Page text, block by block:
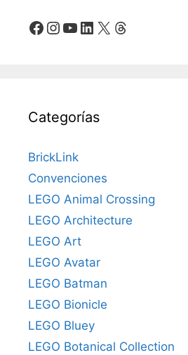
Facebook
Instagram
YouTube
LinkedIn
X Threads
Categorías
BrickLink
Convenciones
LEGO Animal Crossing
LEGO Architecture
LEGO Art
LEGO Avatar
LEGO Batman
LEGO Bionicle
LEGO Bluey
LEGO Botanical Collection